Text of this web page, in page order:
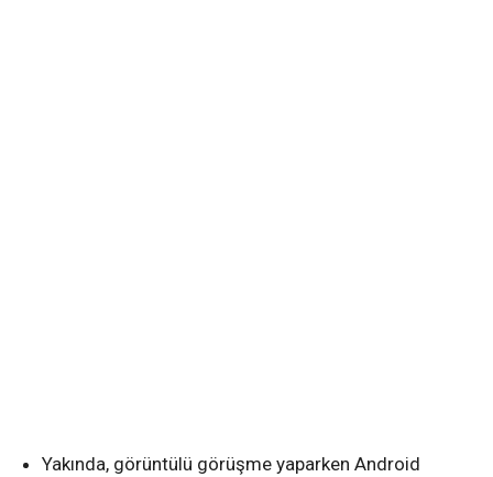
Yakında, görüntülü görüşme yaparken Android